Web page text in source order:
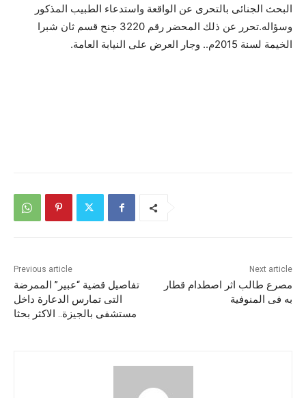
البحث الجنائى بالتحرى عن الواقعة واستدعاء الطبيب المذكور
وسؤاله.تحرر عن ذلك المحضر رقم 3220 جنح قسم ثان شبرا
الخيمة لسنة 2015م.. وجار العرض على النيابة العامة.
Previous article
تفاصيل قضية “عبير” الممرضة
التى تمارس الدعارة داخل
مستشفى بالجيزة.. الاكثر بحثا
Next article
مصرع طالب اثر اصطدام قطار
به فى المنوفية